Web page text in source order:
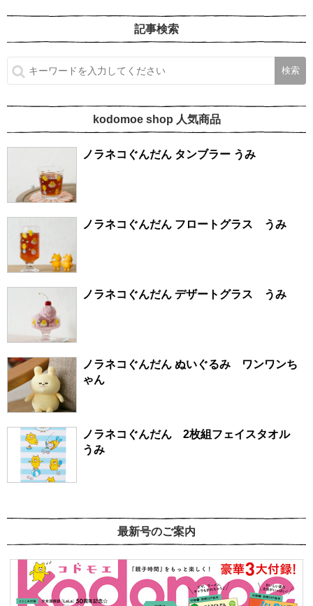
記事検索
kodomoe shop 人気商品
ノラネコぐんだん タンブラー うみ
ノラネコぐんだん フロートグラス うみ
ノラネコぐんだん デザートグラス うみ
ノラネコぐんだん ぬいぐるみ ワンワンち
ゃん
ノラネコぐんだん 2枚組フェイスタオル
うみ
最新号のご案内